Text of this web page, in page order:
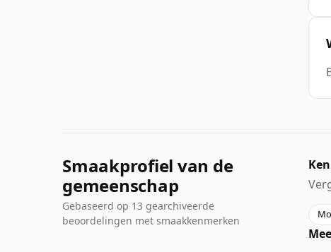
Smaakprofiel van de
gemeenschap
Gebaseerd op 13 gearchiveerde
beoordelingen met smaakkenmerken